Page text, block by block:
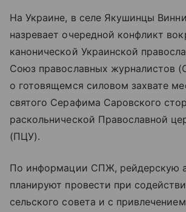
На Украине, в селе Якушинцы
назревает очередной конфликт
канонической Украинской
Союз православных журналистов
о готовящемся силовом захвате
святого Серафима Саровского
раскольнической Православной
(ПЦУ).
По информации СПЖ, рейдерскую
планируют провести при
сельского совета и с